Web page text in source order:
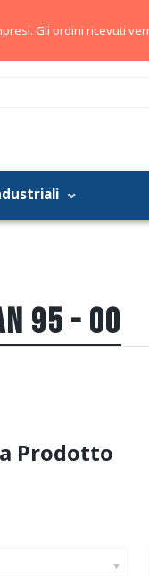
95 - 00
Gli ordini ricevuti